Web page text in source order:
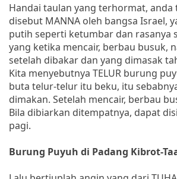
Handai taulan yang terhormat, anda
disebut MANNA oleh bangsa Israel,
putih seperti ketumbar dan rasanya
yang ketika mencair, berbau busuk,
setelah dibakar dan yang dimasak
Kita menyebutnya TELUR burung
buta telur-telur itu beku, itu
dimakan. Setelah mencair, berbau
Bila dibiarkan ditempatnya, dapat
pagi.
Burung Puyuh di Padang Kibrot-